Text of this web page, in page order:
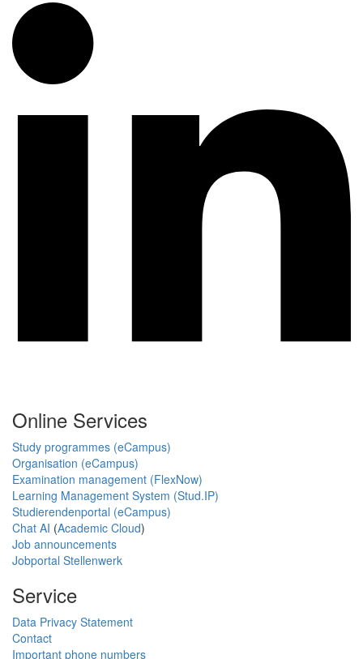
Online Services
Study programmes (eCampus)
Organisation (eCampus)
Examination management (FlexNow)
Learning Management System (Stud.IP)
Studierendenportal (eCampus)
Chat AI (Academic Cloud)
Job announcements
Jobportal Stellenwerk
Service
Data Privacy Statement
Contact
Important phone numbers